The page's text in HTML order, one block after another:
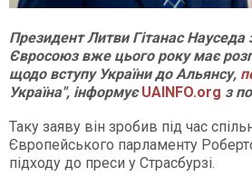
Президент Литви Гітанас
Євросоюз вже цього року має
щодо вступу України до Альянсу,
Україна", інформуєUAINFO.org з
Таку заяву він зробив під час
Європейського парламенту
підходу до преси у Страсбурзі.